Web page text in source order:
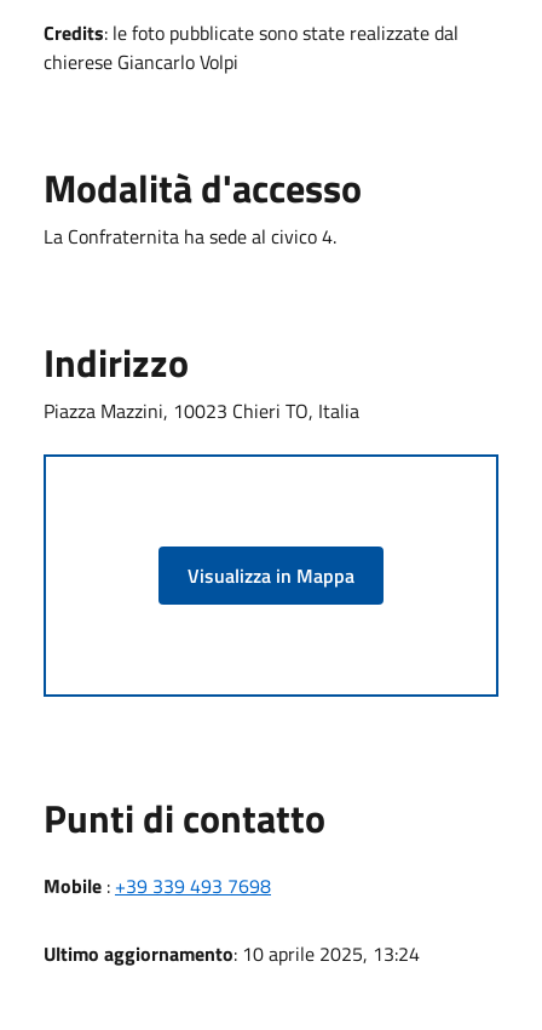
Credits: le foto pubblicate sono state realizzate dal
chierese Giancarlo Volpi
Modalità d'accesso
La Confraternita ha sede al civico 4.
Indirizzo
Piazza Mazzini, 10023 Chieri TO, Italia
Visualizza in Mappa
Punti di contatto
Mobile : +39 339 493 7698
Ultimo aggiornamento: 10 aprile 2025, 13:24